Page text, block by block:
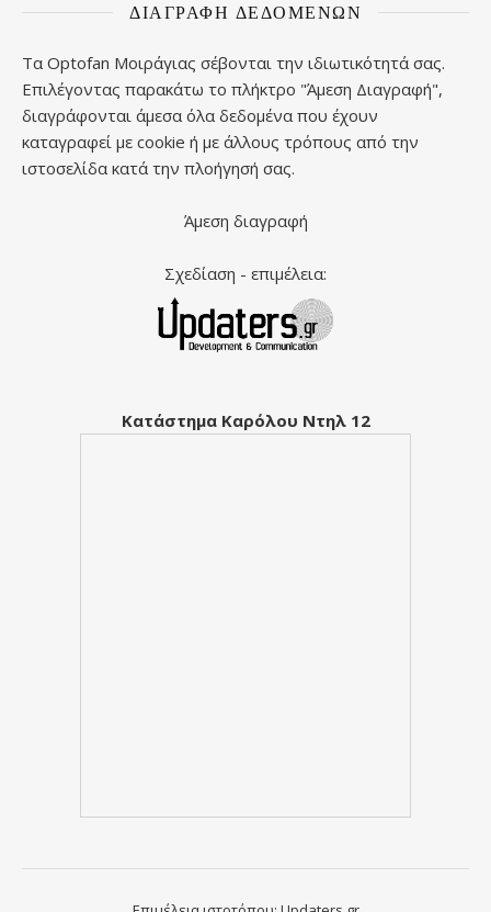
ΔΙΑΓΡΑΦΉ ΔΕΔΟΜΈΝΩΝ
Τα Optofan Μοιράγιας σέβονται την ιδιωτικότητά σας.
Επιλέγοντας παρακάτω το πλήκτρο "Άμεση Διαγραφή",
διαγράφονται άμεσα όλα δεδομένα που έχουν
καταγραφεί με cookie ή με άλλους τρόπους από την
ιστοσελίδα κατά την πλοήγησή σας.
Άμεση διαγραφή
Σχεδίαση - επιμέλεια:
Κατάστημα Καρόλου Ντηλ 12